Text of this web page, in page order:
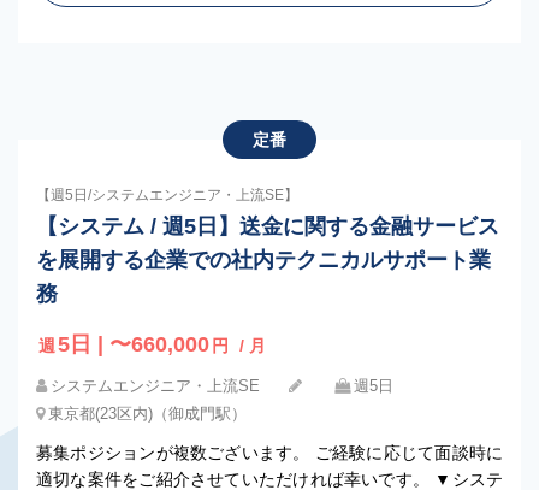
定番
【週5日/システムエンジニア・上流SE】
【システム / 週5日】送金に関する金融サービス
を展開する企業での社内テクニカルサポート業
務
週 5日 | 〜660,000 円 / 月
システムエンジニア・上流SE
週5日
東京都(23区内)（御成門駅）
募集ポジションが複数ございます。 ご経験に応じて面談時に
適切な案件をご紹介させていただければ幸いです。 ▼システ